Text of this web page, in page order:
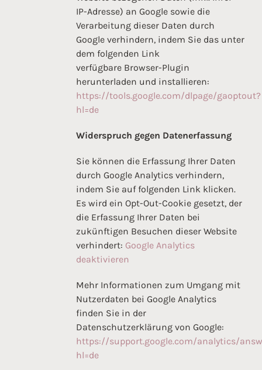
IP-Adresse) an Google sowie die
Verarbeitung dieser Daten durch
Google verhindern, indem Sie das unter
dem folgenden Link
verfügbare Browser-Plugin
herunterladen und installieren:
https://tools.google.com/dlpage/gaoptout?
hl=de
Widerspruch gegen Datenerfassung
Sie können die Erfassung Ihrer Daten
durch Google Analytics verhindern,
indem Sie auf folgenden Link klicken.
Es wird ein Opt-Out-Cookie gesetzt, der
die Erfassung Ihrer Daten bei
zukünftigen Besuchen dieser Website
verhindert: Google Analytics
deaktivieren
Mehr Informationen zum Umgang mit
Nutzerdaten bei Google Analytics
finden Sie in der
Datenschutzerklärung von Google:
https://support.google.com/analytics/
hl=de